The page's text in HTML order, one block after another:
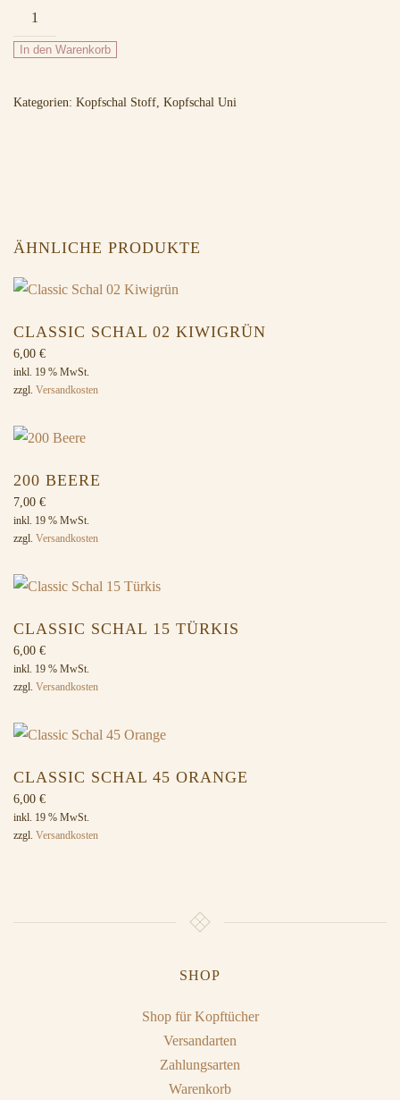
Uni
Schal
02
Menge
In den Warenkorb
Kategorien: Kopfschal Stoff, Kopfschal Uni
ÄHNLICHE PRODUKTE
CLASSIC SCHAL 02 KIWIGRÜN
6,00 €
inkl. 19 % MwSt.
zzgl. Versandkosten
200 BEERE
7,00 €
inkl. 19 % MwSt.
zzgl. Versandkosten
CLASSIC SCHAL 15 TÜRKIS
6,00 €
inkl. 19 % MwSt.
zzgl. Versandkosten
CLASSIC SCHAL 45 ORANGE
6,00 €
inkl. 19 % MwSt.
zzgl. Versandkosten
SHOP
Shop für Kopftücher
Versandarten
Zahlungsarten
Warenkorb